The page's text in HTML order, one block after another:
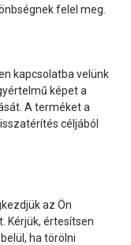
felel meg.
kapcsolatba velünk
képet a
A terméket a
céljából
az Ön
Kérjük, értesítsen
ha törölni